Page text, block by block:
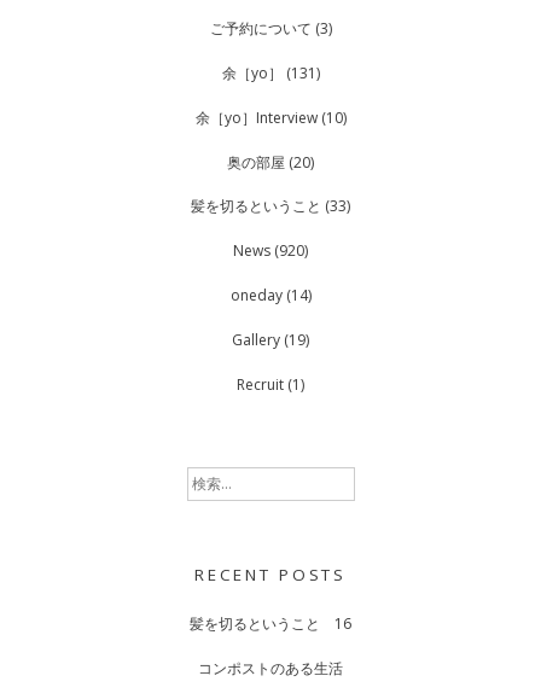
ご予約について (3)
余［yo］ (131)
余［yo］Interview(10)
奥の部屋 (20)
髪を切るということ (33)
News (920)
oneday(14)
Gallery (19)
Recruit (1)
検
索:
RECENT POSTS
髪を切るということ 16
コンポストのある生活